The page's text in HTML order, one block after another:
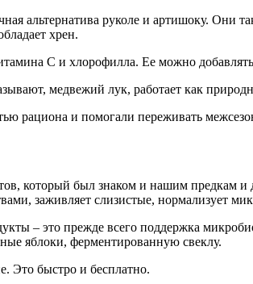
альтернатива руколе и артишоку.
хрен.
С и хлорофилла. Ее можно
медвежий лук, работает как
рациона и помогали переживать
который был знаком и нашим предкам и
заживляет слизистые, нормализует
– это прежде всего поддержка
яблоки, ферментированную свеклу.
Это быстро и бесплатно.